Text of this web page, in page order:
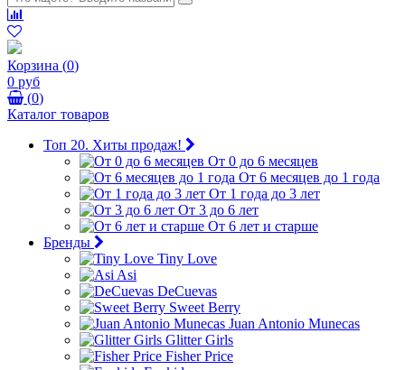
Корзина (0)
0 руб
(0)
Каталог товаров
Топ 20. Хиты продаж!
От 0 до 6 месяцев
От 6 месяцев до 1 года
От 1 года до 3 лет
От 3 до 6 лет
От 6 лет и старше
Бренды
Tiny Love
Asi
DeCuevas
Sweet Berry
Juan Antonio Munecas
Glitter Girls
Fisher Price